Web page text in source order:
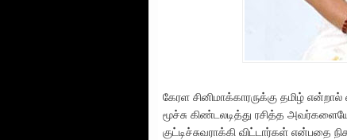
கேரள சினிமாக்காரருக்கு தமிழ்
மூச்சு கிண்டலடித்து ரசித்த
குட்டிச்சுவராக்கி விட்டார்கள் என்பதை